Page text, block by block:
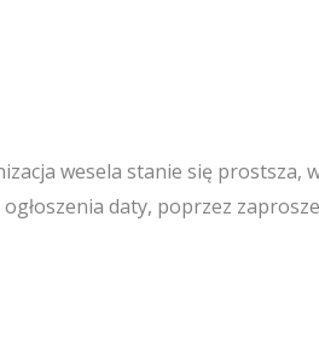
wesela stanie się prostsza,
daty, poprzez